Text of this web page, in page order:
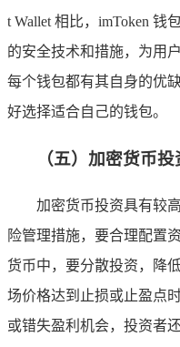
t Wallet 相比，imToken 钱
的安全技术和措施，为用
每个钱包都有其自身的优
好选择适合自己的钱包。
（五）加密货币
加密货币投资具有较
险管理措施，要合理配置
货币中，要分散投资，降
场价格达到止损或止盈点
或错失盈利机会，投资者